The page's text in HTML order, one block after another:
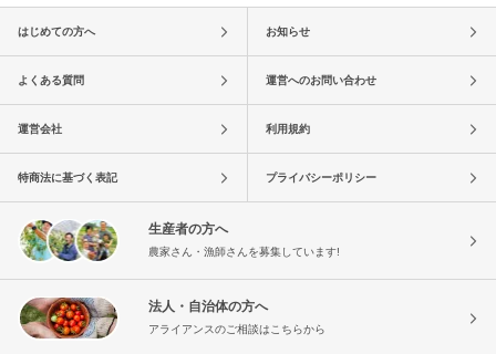
はじめての方へ お知らせ
よくある質問 運営へのお問い合わせ
運営会社 利用規約
特商法に基づく表記 プライバシーポリシー
生産者の方へ
農家さん・漁師さんを募集しています!
法人・自治体の方へ
アライアンスのご相談はこちらから